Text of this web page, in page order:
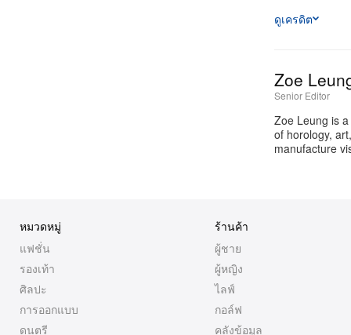
ดูเครดิต
Zoe
Senior Editor
Zoe Leung is
of horology,
manufacture
หมวดหมู่
แฟชั่น
รองเท้า
ศิลปะ
การออกแบบ
ดนตรี
ร้านค้า
ผู้ชาย
ผู้หญิง
ไลฟ์
กอล์ฟ
คลังข้อมูล